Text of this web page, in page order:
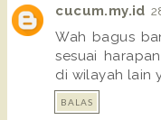
cucum.my.id
Wah bagus
sesuai
di wilayah lain
BALAS